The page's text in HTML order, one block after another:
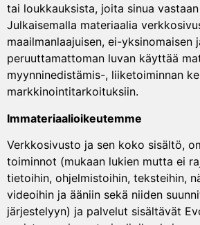
tai loukkauksista, joita sinua
Julkaisemalla materiaalia
maailmanlaajuisen, ei-yksinomaisen
peruuttamattoman luvan käyttää
myynninedistämis-, liiketoiminnan
markkinointitarkoituksiin.
Immateriaalioikeutemme
Verkkosivusto ja sen koko sisältö,
toiminnot (mukaan lukien mutta ei
tietoihin, ohjelmistoihin, teksteihin,
videoihin ja ääniin sekä niiden
järjestelyyn) ja palvelut sisältävät